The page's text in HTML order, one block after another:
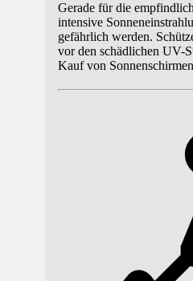
Gerade für die
intensive
gefährlich werden.
vor den schädlichen UV-
Kauf von